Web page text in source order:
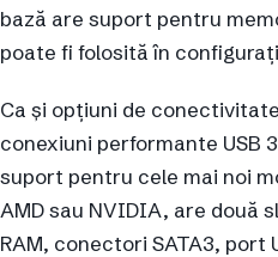
bază are suport pentru
poate fi folosită în
Ca și opțiuni de
conexiuni performante USB
suport pentru cele mai noi
AMD sau NVIDIA, are două
RAM, conectori SATA3, port